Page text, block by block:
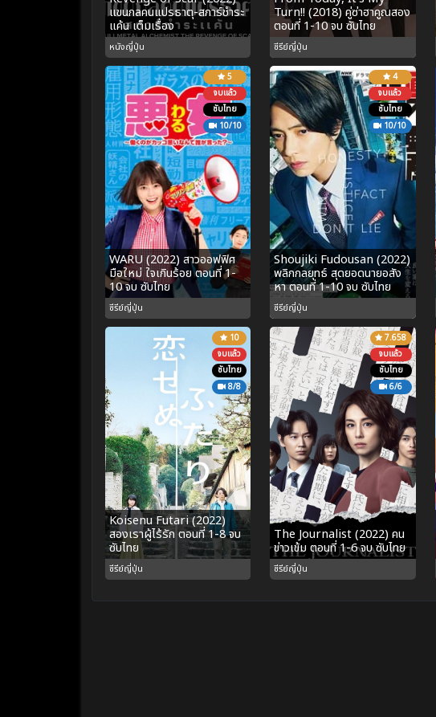
แขนกลคนแปรธาตุ-สการ์ชำระ
แค้น เต็มเรื่อง
หนังญี่ปุ่น
Turn!! (2018) คู่ซ่าฮาคูณสอง
ตอนที่ 1-10 จบ ซับไทย
ซีรีย์ญี่ปุ่น
5
จบแล้ว
ซับไทย
10/10
WARU (2022) สาวออฟฟิศ
มือใหม่ ใจเกินร้อย ตอนที่ 1-
10 จบ ซับไทย
ซีรีย์ญี่ปุ่น
4
จบแล้ว
ซับไทย
10/10
Shoujiki Fudousan (2022)
พลิกกลยุทธ์ สุดยอดนายอสัง
หา ตอนที่ 1-10 จบ ซับไทย
ซีรีย์ญี่ปุ่น
10
จบแล้ว
ซับไทย
8/8
Koisenu Futari (2022)
สองเราผู้ไร้รัก ตอนที่ 1-8 จบ
ซับไทย
ซีรีย์ญี่ปุ่น
7.658
จบแล้ว
ซับไทย
6/6
The Journalist (2022) คน
ข่าวเข้ม ตอนที่ 1-6 จบ ซับไทย
ซีรีย์ญี่ปุ่น